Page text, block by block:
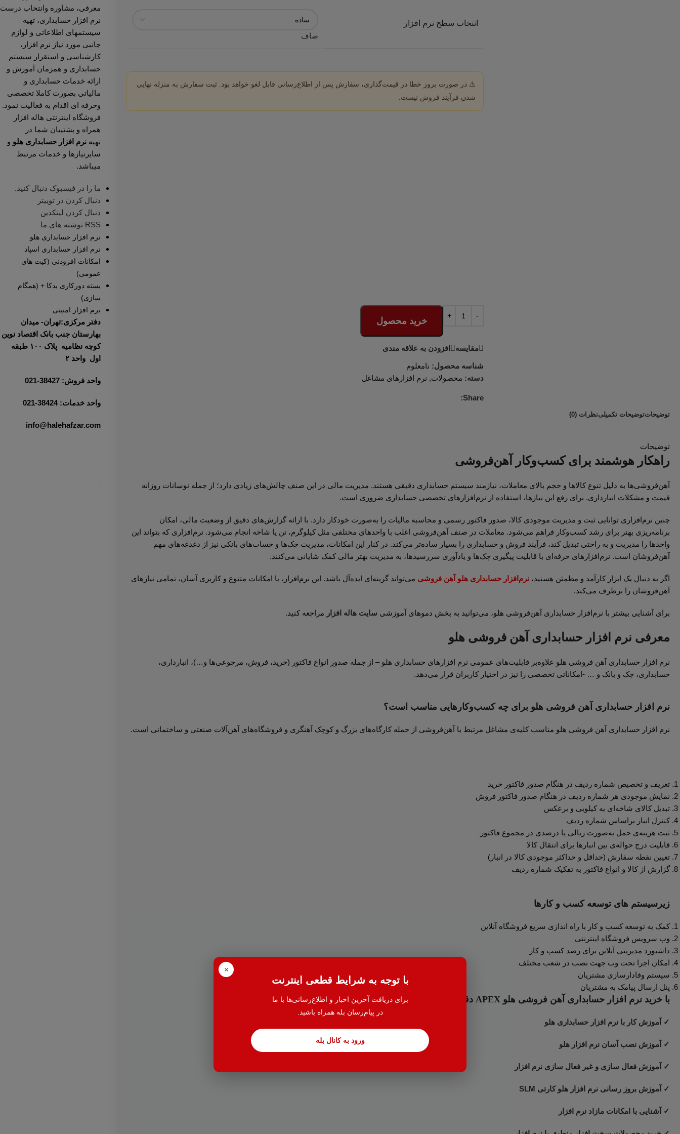
×
با توجه به شرایط قطعی اینترنت
برای دریافت آخرین اخبار و اطلاع‌رسانی‌ها با ما
در پیام‌رسان بله همراه باشید.
ورود به کانال بله
انتخاب سطح نرم افزار
صاف
⚠️ در صورت بروز خطا در قیمت‌گذاری، سفارش پس از اطلاع‌رسانی قابل لغو خواهد بود. ثبت سفارش به منزله نهایی
شدن فرآیند فروش نیست.
خرید محصول
مقایسه افزودن به علاقه مندی
شناسه محصول: نامعلوم
دسته: محصولات, نرم افزارهای مشاغل
Share:
توضیحاتتوضیحات تکمیلینظرات (0)
توضیحات
راهکار هوشمند برای کسب‌وکار آهن‌فروشی
آهن‌فروشی‌ها به دلیل تنوع کالاها و حجم بالای معاملات، نیازمند سیستم حسابداری دقیقی هستند. مدیریت مالی در این صنف چالش‌های زیادی دارد؛ از جمله نوسانات روزانه
قیمت و مشکلات انبارداری. برای رفع این نیازها، استفاده از نرم‌افزارهای تخصصی حسابداری ضروری است.
چنین نرم‌افزاری توانایی ثبت و مدیریت موجودی کالا، صدور فاکتور رسمی و محاسبه مالیات را به‌صورت خودکار دارد. با ارائه گزارش‌های دقیق از وضعیت مالی، امکان
برنامه‌ریزی بهتر برای رشد کسب‌وکار فراهم می‌شود. معاملات در صنف آهن‌فروشی اغلب با واحدهای مختلفی مثل کیلوگرم، تن یا شاخه انجام می‌شود. نرم‌افزاری که بتواند این
واحدها را مدیریت و به راحتی تبدیل کند، فرآیند فروش و حسابداری را بسیار ساده‌تر می‌کند. در کنار این امکانات، مدیریت چک‌ها و حساب‌های بانکی نیز از دغدغه‌های مهم
آهن‌فروشان است. نرم‌افزارهای حرفه‌ای با قابلیت پیگیری چک‌ها و یادآوری سررسیدها، به مدیریت بهتر مالی کمک شایانی می‌کنند.
اگر به دنبال یک ابزار کارآمد و مطمئن هستید، نرم‌افزار حسابداری هلو آهن فروشی می‌تواند گزینه‌ای ایده‌آل باشد. این نرم‌افزار، با امکانات متنوع و کاربری آسان، تمامی نیازهای
آهن‌فروشان را برطرف می‌کند.
برای آشنایی بیشتر با نرم‌افزار حسابداری آهن‌فروشی هلو، می‌توانید به بخش دموهای آموزشی سایت هاله افزار مراجعه کنید.
معرفی نرم افزار حسابداری آهن فروشی هلو
نرم افزار حسابداری آهن فروشی هلو علاوه‌بر قابلیت‌های عمومی نرم‌ افزارهای حسابداری هلو – از جمله صدور انواع فاکتور (خرید، فروش، مرجوعی‌ها و…)، انبارداری،
حسابداری، چک و بانک و … -امکاناتی تخصصی را نیز در اختیار کاربران قرار می‌دهد.
نرم افزار حسابداری آهن فروشی هلو برای چه کسب‌وکارهایی مناسب است؟
نرم افزار حسابداری آهن فروشی هلو مناسب کلیه‌ی مشاغل مرتبط با آهن‌فروشی از جمله کارگاه‌های بزرگ و کوچک آهنگری و فروشگاه‌های آهن‌آلات صنعتی و ساختمانی است.
تعریف و تخصیص شماره ردیف در هنگام صدور فاکتور خرید
نمایش موجودی هر شماره ردیف در هنگام صدور فاکتور فروش
تبدیل کالای شاخه‌ای به کیلویی و برعکس
کنترل انبار براساس شماره ردیف
ثبت هزینه‌ی حمل به‌صورت ریالی یا درصدی در مجموع فاکتور
قابلیت درج حواله‌ی بین انبارها برای انتقال کالا
تعیین نقطه سفارش (حداقل و حداکثر موجودی کالا در انبار)
گزارش از کالا و انواع فاکتور به تفکیک شماره ردیف
زیرسیستم های توسعه کسب و کارها
کمک به توسعه کسب و کار با راه اندازی سریع فروشگاه آنلاین
وب سرویس فروشگاه اینترنتی
داشبورد مدیریتی آنلاین برای رصد کسب و کار
امکان اجرا تحت وب جهت نصب در شعب مختلف
سیستم وفادارسازی مشتریان
پنل ارسال پیامک به مشتریان
با خرید نرم افزار حسابداری آهن فروشی هلو APEX دقیقاً چه چیزهایی دریافت می‌کنیم؟
✓ آموزش کار با نرم افزار حسابداری هلو
✓ آموزش نصب آسان نرم افزار هلو
✓ آموزش فعال سازی و غیر فعال سازی نرم افزار
✓ آموزش بروز رسانی نرم افزار هلو کارتی SLM
✓ آشنایی با امکانات مازاد نرم افزار
معرفی، مشاوره وانتخاب درست
نرم افزار حسابداری، تهیه
سیستمهای اطلاعاتی و لوازم
جانبی مورد نیاز نرم افزار،
کارشناسی و استقرار سیستم
حسابداری و همزمان آموزش و
ارائه خدمات حسابداری و
مالیاتی بصورت کاملا تخصصی
وحرفه ای اقدام به فعالیت نمود.
فروشگاه اینترنتی هاله افزار
همراه و پشتیبان شما در
تهیه نرم افزار حسابداری هلو و
سایرنیازها و خدمات مرتبط
میباشد.
ما را در فیسبوک دنبال کنید.
دنبال کردن در توییتر
دنبال کردن لینکدین
RSS نوشته های ما
نرم افزار حسابداری هلو
نرم افزار حسابداری اسپاد
امکانات افزودنی (کیت های
عمومی)
بسته دورکاری بدکا + (همگام
سازی)
نرم افزار امنیتی
دفتر مرکزی:تهران- میدان
بهارستان جنب بانک اقتصاد نوین
کوچه نظامیه پلاک ۱۰۰ طبقه
اول واحد ۲
واحد فروش: 38427-021
واحد خدمات: 38424-021
info@halehafzar.com